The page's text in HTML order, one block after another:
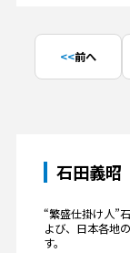
前へ
石田義昭
“繁盛仕掛け人”
よび、日本各地
す。